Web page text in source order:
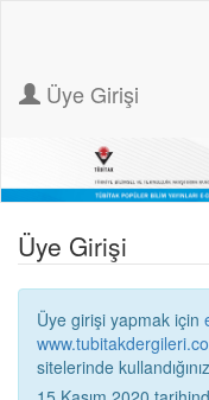
Üye Girişi
Üye Girişi
Üye girişi yapmak için
sitelerinde